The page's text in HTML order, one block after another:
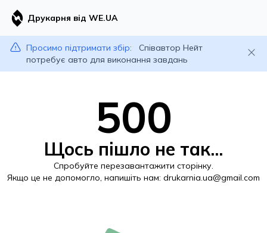
Друкарня від WE.UA
Просимо підтримати збір:
Співавтор Нейт
потребує авто для виконання завдань
500
Щось пішло не так...
Спробуйте перезавантажити сторінку.
Якщо це не допомогло, напишіть нам: drukarnia.ua@gmail.com